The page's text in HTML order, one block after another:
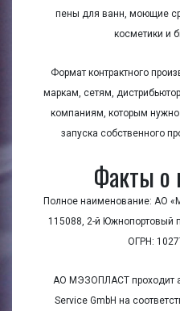
пены для ванн, моющие
косметики и
Формат контрактного
маркам, сетям,
компаниям, которым нужно
запуска собственного
Факты о
Полное наименование: АО
115088, 2-й Южнопортовый
ОГРН:
АО МЭЗОПЛАСТ проходит
Service GmbH на